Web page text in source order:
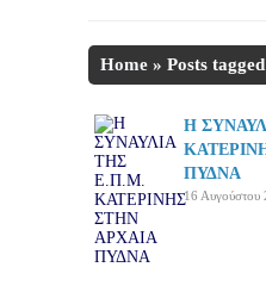
Home » Posts
Η
ΠΥΔΝΑ
16